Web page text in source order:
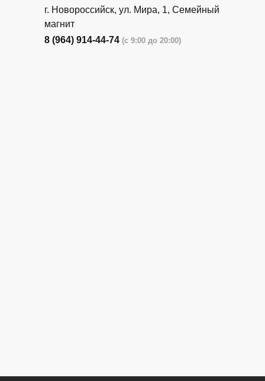
г. Новороссийск, ул. Мира, 1, Семейный
магнит
8 (964) 914-44-74 (с 9:00 до 20:00)